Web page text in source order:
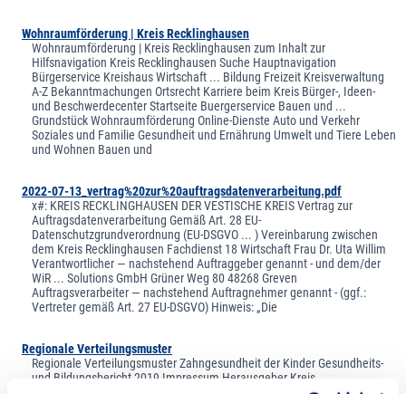
Wohnraumförderung | Kreis Recklinghausen
Wohnraumförderung | Kreis Recklinghausen zum Inhalt zur
Hilfsnavigation Kreis Recklinghausen Suche Hauptnavigation
Bürgerservice Kreishaus Wirtschaft ... Bildung Freizeit Kreisverwaltung
A-Z Bekanntmachungen Ortsrecht Karriere beim Kreis Bürger-, Ideen-
und Beschwerdecenter Startseite Buergerservice Bauen und ...
Grundstück Wohnraumförderung Online-Dienste Auto und Verkehr
Soziales und Familie Gesundheit und Ernährung Umwelt und Tiere Leben
und Wohnen Bauen und
2022-07-13_vertrag%20zur%20auftragsdatenverarbeitung.pdf
x#: KREIS RECKLINGHAUSEN DER VESTISCHE KREIS Vertrag zur
Auftragsdatenverarbeitung Gemäß Art. 28 EU-
Datenschutzgrundverordnung (EU-DSGVO ... ) Vereinbarung zwischen
dem Kreis Recklinghausen Fachdienst 18 Wirtschaft Frau Dr. Uta Willim
Verantwortlicher — nachstehend Auftraggeber genannt - und dem/der
WiR ... Solutions GmbH Grüner Weg 80 48268 Greven
Auftragsverarbeiter — nachstehend Auftragnehmer genannt - (ggf.:
Vertreter gemäß Art. 27 EU-DSGVO) Hinweis: „Die
Regionale Verteilungsmuster
Regionale Verteilungsmuster Zahngesundheit der Kinder Gesundheits-
und Bildungsbericht 2019 Impressum Herausgeber Kreis